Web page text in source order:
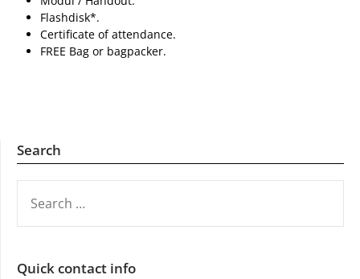
Flashdisk*.
Certificate of attendance.
FREE Bag or bagpacker.
Search
FOR:
Quick contact info